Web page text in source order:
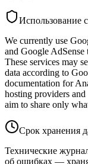
Использование
We currently use
and Google AdSense
These services may
data according to
documentation for
hosting providers
aim to share only
Срок хранения
Технические
об ошибках —